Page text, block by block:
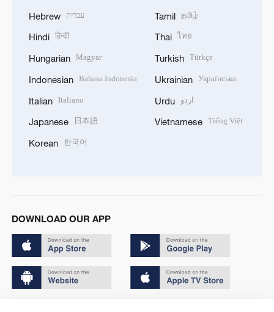
Hebrew עברית
Hindi हिन्दी
Hungarian Magyar
Indonesian Bahasa Indonesia
Italian Italiano
Japanese 日本語
Korean 한국어
Tamil தமிழ்
Thai ไทย
Turkish Türkçe
Ukrainian Українська
Urdu اردو
Vietnamese Tiếng Việt
DOWNLOAD OUR APP